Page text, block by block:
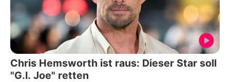
Chris Hemsworth ist raus: Dieser Star soll
"G.I. Joe" retten